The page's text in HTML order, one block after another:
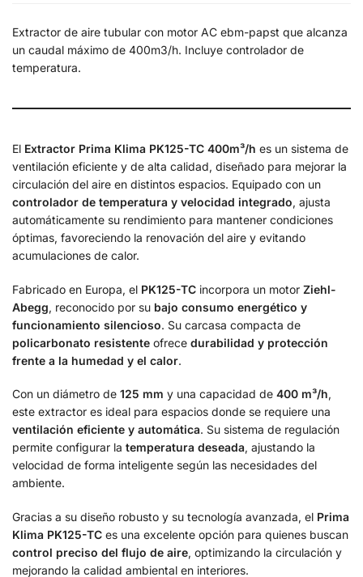
Extractor de aire tubular con motor AC ebm-papst que alcanza
un caudal máximo de 400m3/h. Incluye controlador de
temperatura.
El Extractor Prima Klima PK125-TC 400m³/h es un sistema de
ventilación eficiente y de alta calidad, diseñado para mejorar la
circulación del aire en distintos espacios. Equipado con un
controlador de temperatura y velocidad integrado, ajusta
automáticamente su rendimiento para mantener condiciones
óptimas, favoreciendo la renovación del aire y evitando
acumulaciones de calor.
Fabricado en Europa, el PK125-TC incorpora un motor Ziehl-
Abegg, reconocido por su bajo consumo energético y
funcionamiento silencioso. Su carcasa compacta de
policarbonato resistente ofrece durabilidad y protección
frente a la humedad y el calor.
Con un diámetro de 125 mm y una capacidad de 400 m³/h,
este extractor es ideal para espacios donde se requiere una
ventilación eficiente y automática. Su sistema de regulación
permite configurar la temperatura deseada, ajustando la
velocidad de forma inteligente según las necesidades del
ambiente.
Gracias a su diseño robusto y su tecnología avanzada, el Prima
Klima PK125-TC es una excelente opción para quienes buscan
control preciso del flujo de aire, optimizando la circulación y
mejorando la calidad ambiental en interiores.